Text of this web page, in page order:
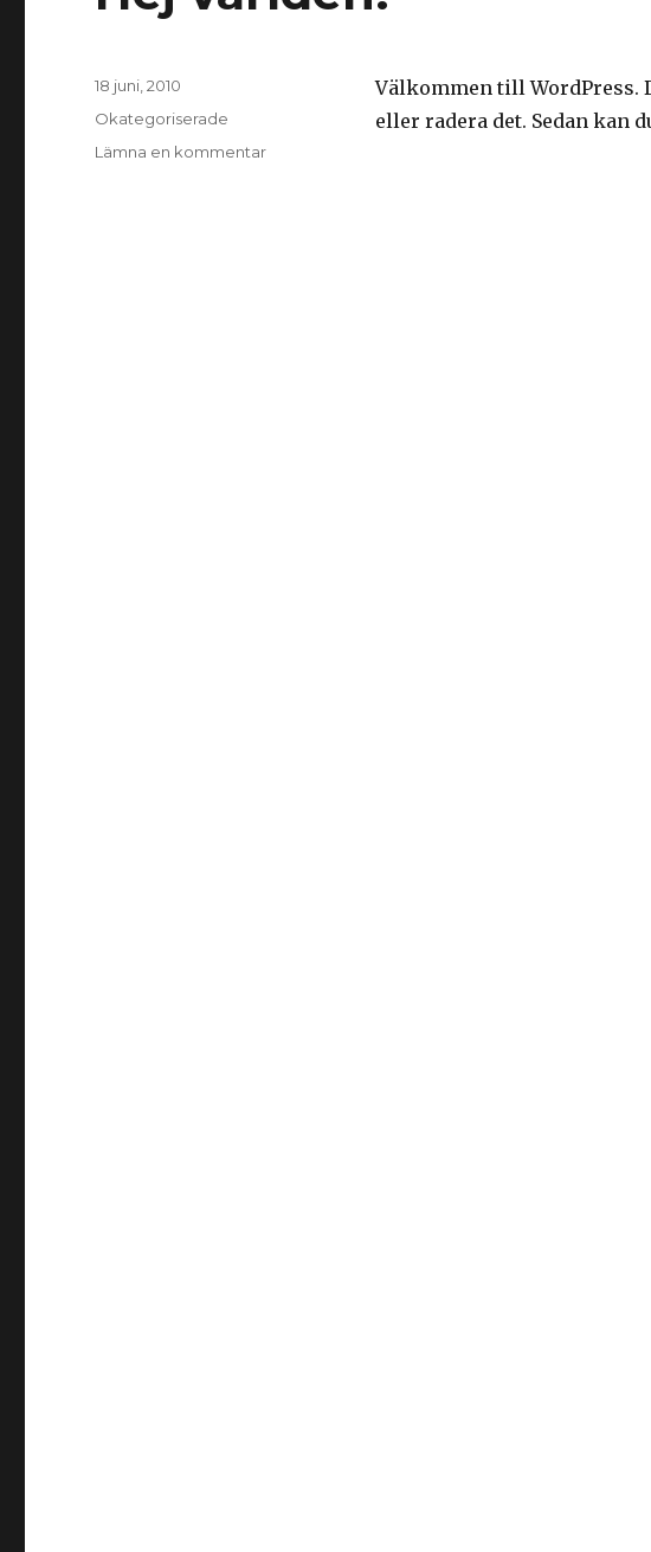
Välkommen till WordPress.
eller radera det. Sedan kan
Postat
18 juni, 2010
Kategorier
Okategoriserade
Lämna en kommentartill